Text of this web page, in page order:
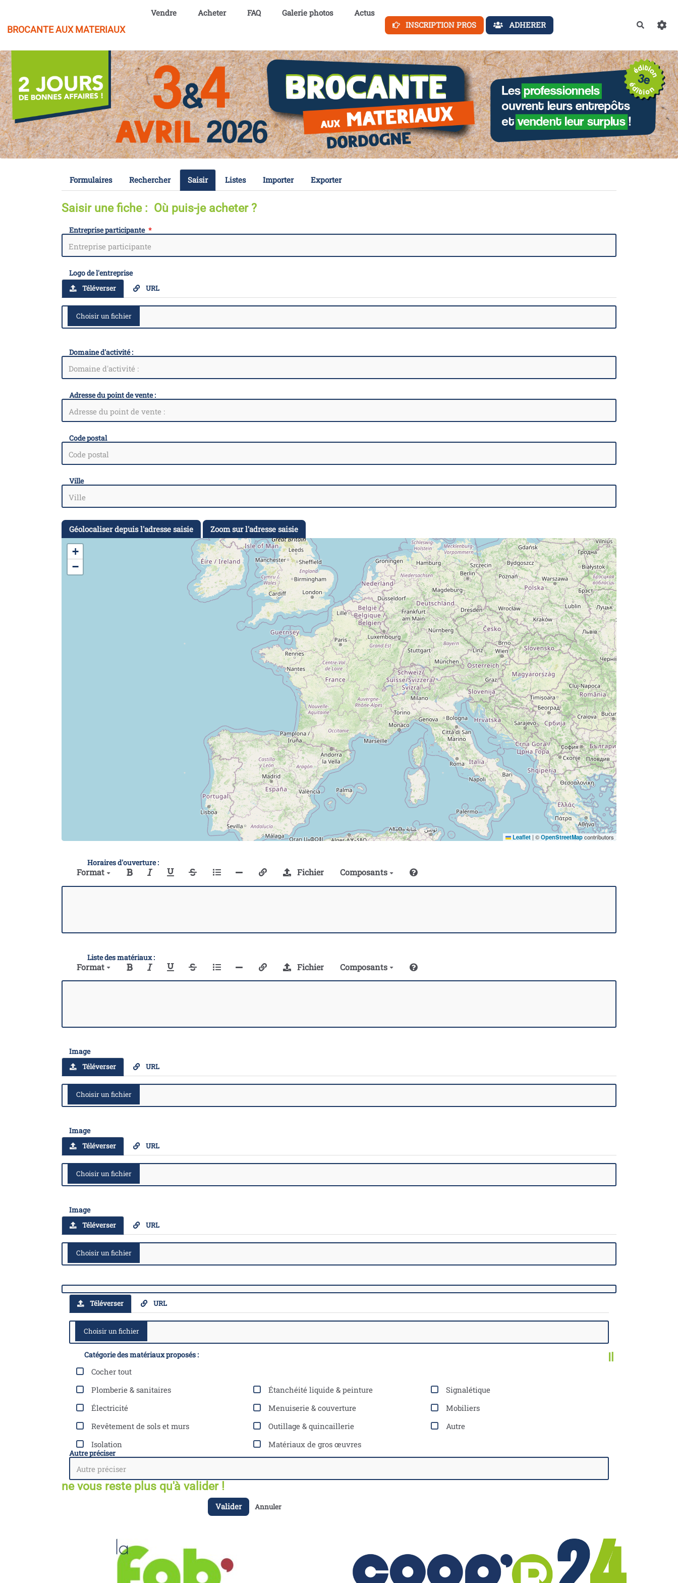
BROCANTE AUX MATERIAUX
Vendre Acheter FAQ Galerie photos
Actus
INSCRIPTION PROS
ADHERER
Formulaires Rechercher Saisir Listes Importer Exporter
Saisir une fiche : Où puis-je acheter ?
Entreprise participante
Logo de l'entreprise
Téléverser URL
Domaine d'activité :
Adresse du point de vente :
Code postal
Ville
Géolocaliser depuis l'adresse saisie Zoom sur l'adresse saisie
+
−
Leaflet | ©OpenStreetMapcontributors
Horaires d'ouverture :
Format Fichier Composants
Liste des matériaux :
Format Fichier Composants
Image
Téléverser URL
Image
Téléverser URL
Image
Téléverser URL
Image
Téléverser URL
Catégorie des matériaux proposés :
Cocher tout
Plomberie & sanitaires
Électricité
Revêtement de sols et murs
Isolation
Étanchéité liquide & peinture
Menuiserie & couverture
Outillage & quincaillerie
Matériaux de gros œuvres
Signalétique
Mobiliers
Autre
Autre préciser
ne vous reste plus qu'à valider !
Valider Annuler